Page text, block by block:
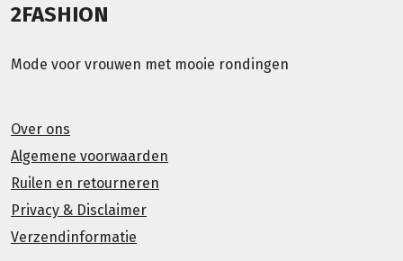
2FASHION
Mode voor vrouwen met mooie rondingen
Over ons
Algemene voorwaarden
Ruilen en retourneren
Privacy & Disclaimer
Verzendinformatie